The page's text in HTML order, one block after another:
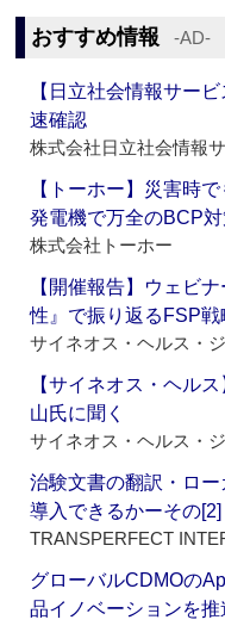
おすすめ情報 ‐AD‐
【日立社会情報サー
速確認
株式会社日立社会情報
【トーホー】災害時
発電機で万全のBCP
株式会社トーホー
【開催報告】ウェビ
性』で振り返るFSP戦
サイネオス・ヘルス・
【サイネオス・ヘル
山氏に聞く
サイネオス・ヘルス・
治験文書の翻訳・ロ
導入できるかーその[2]
TRANSPERFECT
グローバルCDMOの
品イノベーションを推